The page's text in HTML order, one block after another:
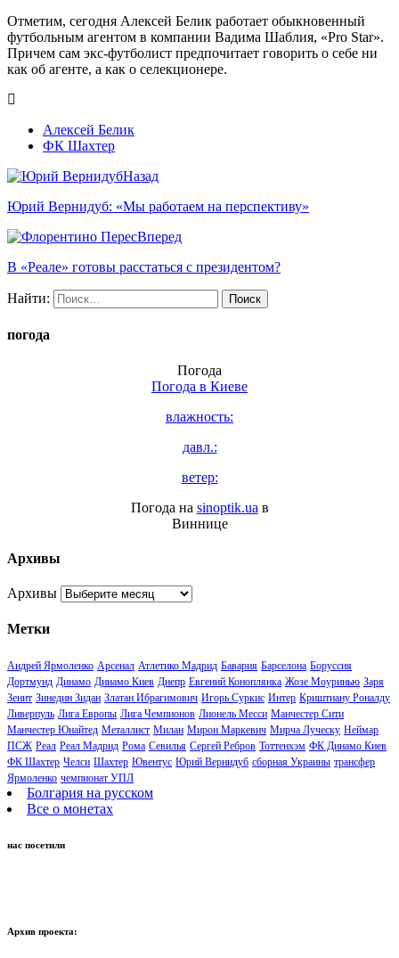
Отметим, сегодня Алексей Белик работает обыкновенный
футбольным агентом в компании Вадима Шаблия, «Pro Star».
Причем сам экс-футболист предпочитает говорить о себе ни
как об агенте, а как о селекционере.
Алексей Белик
ФК Шахтер
Назад
Юрий Вернидуб: «Мы работаем на перспективу»
Вперед
В «Реале» готовы расстаться с президентом?
Найти:
погода
Погода
Погода в Киеве
влажность:
давл.:
ветер:
Погода на sinoptik.ua в
Виннице
Архивы
Архивы
Метки
Андрей Ярмоленко Арсенал Атлетико Мадрид Бавария Барселона Боруссия
Дортмунд Динамо Динамо Киев Днепр Евгений Коноплянка Жозе Моуринью Заря
Зенит Зинедин Зидан Златан Ибрагимович Игорь Суркис Интер Криштиану Роналду
Ливерпуль Лига Европы Лига Чемпионов Лионель Месси Манчестер Сити
Манчестер Юнайтед Металлист Милан Мирон Маркевич Мирча Луческу Неймар
ПСЖ Реал Реал Мадрид Рома Севилья Сергей Ребров Тоттенхэм ФК Динамо Киев
ФК Шахтер Челси Шахтер Ювентус Юрий Вернидуб сборная Украины трансфер
Ярмоленко чемпионат УПЛ
Болгария на русском
Все о монетах
нас посетили
Архив проекта: